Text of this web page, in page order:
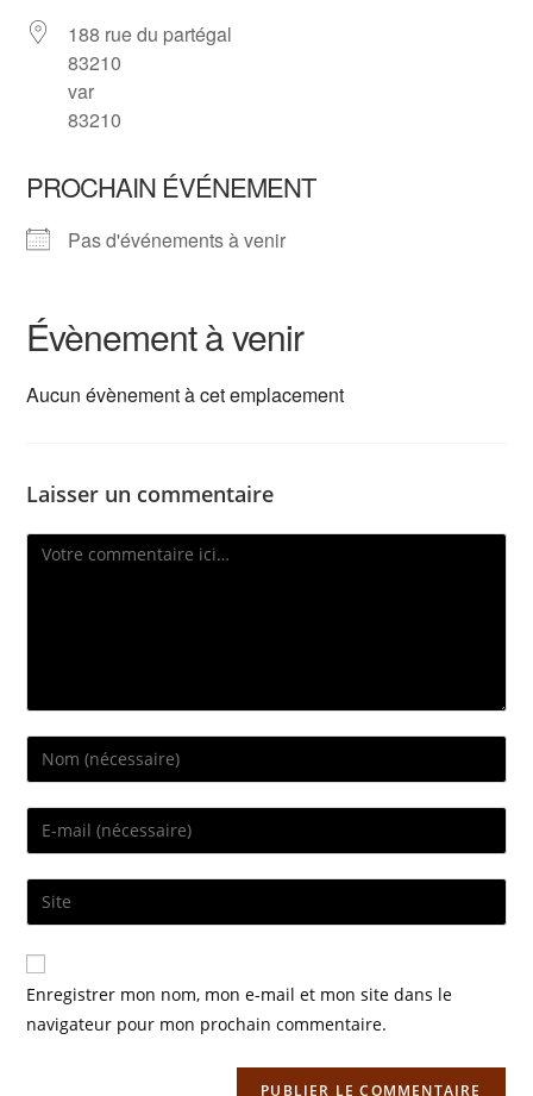
188 rue du partégal
83210
var
83210
PROCHAIN ÉVÉNEMENT
Pas d'événements à venir
Évènement à venir
Aucun évènement à cet emplacement
Laisser un commentaire
Comment
Enter
your
name
comment
Enter
your
email
address
comment
Saisir
l’URL
de
votre
(facultatif)
Enregistrer mon nom, mon e-mail et mon site dans le
navigateur pour mon prochain commentaire.